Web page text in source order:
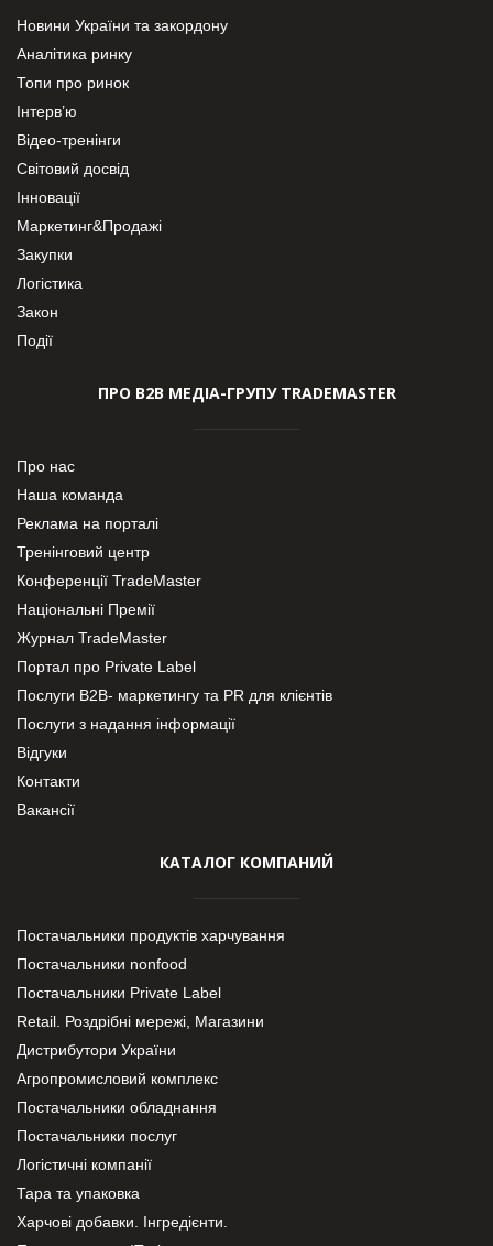
Новини України та закордону
Аналітика ринку
Топи про ринок
Інтерв’ю
Відео-тренінги
Світовий досвід
Інновації
Маркетинг&Продажі
Закупки
Логістика
Закон
Події
ПРО В2В МЕДІА-ГРУПУ TRADEMASTER
Про нас
Наша команда
Реклама на порталі
Тренінговий центр
Конференції TradeMaster
Національні Премії
Журнал TradeMaster
Портал про Private Label
Послуги В2В- маркетингу та PR для клієнтів
Послуги з надання інформації
Відгуки
Контакти
Вакансії
КАТАЛОГ КОМПАНИЙ
Постачальники продуктів харчування
Постачальники nonfood
Постачальники Private Label
Retail. Роздрібні мережі, Магазини
Дистрибутори України
Агропромисловий комплекс
Постачальники обладнання
Постачальники послуг
Логістичні компанії
Тара та упаковка
Харчові добавки. Інгредієнти.